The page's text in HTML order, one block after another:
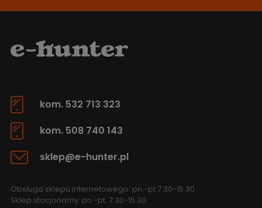
kom. 532 713 323
kom. 508 740 143
sklep@e-hunter.pl
Obsługa sklepu internetowego: pn.-pt 7.30-15.30
Sklep stacjonarny: pn.-pt. 7.30-15.30